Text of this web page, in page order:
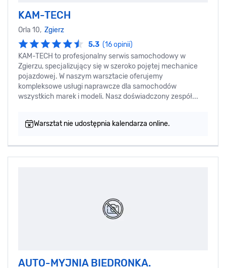
KAM-TECH
Orla 10, Zgierz
5.3 (16 opinii)
KAM-TECH to profesjonalny serwis samochodowy w
Zgierzu, specjalizujący się w szeroko pojętej mechanice
pojazdowej. W naszym warsztacie oferujemy
kompleksowe usługi naprawcze dla samochodów
wszystkich marek i modeli. Nasz doświadczony zespół...
Warsztat nie udostępnia kalendarza online.
AUTO-MYJNIA BIEDRONKA.